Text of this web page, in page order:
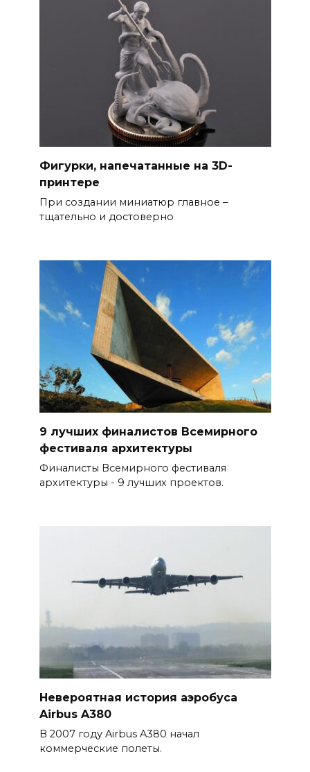
Фигурки, напечатанные на 3D-
принтере
При создании миниатюр главное –
тщательно и достоверно
9 лучших финалистов Всемирного
фестиваля архитектуры
Финалисты Всемирного фестиваля
архитектуры - 9 лучших проектов.
Невероятная история аэробуса
Airbus A380
В 2007 году Airbus A380 начал
коммерческие полеты.